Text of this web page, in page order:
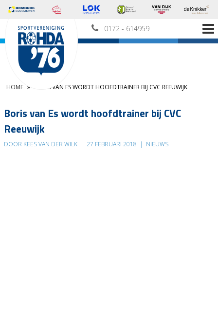
0172 - 614959
HOME » BORIS VAN ES WORDT HOOFDTRAINER BIJ CVC REEUWIJK
Boris van Es wordt hoofdtrainer bij CVC
Reeuwijk
DOOR KEES VAN DER WILK | 27 FEBRUARI 2018 | NIEUWS